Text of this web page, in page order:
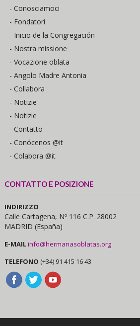
- Conosciamoci
- Fondatori
- Inicio de la Congregación
- Nostra missione
- Vocazione oblata
- Angolo Madre Antonia
- Collabora
- Notizie
- Notizie
- Contatto
- Conócenos @it
- Colabora @it
CONTATTO E POSIZIONE
INDIRIZZO
Calle Cartagena, Nº 116 C.P. 28002
MADRID (España)
E-MAILinfo@hermanasoblatas.org
TELEFONO (+34) 91 415 16 43